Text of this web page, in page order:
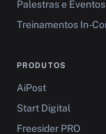
Palestras e Eventos
Treinamentos In-
PRODUTOS
AiPost
Start Digital
Freesider PRO